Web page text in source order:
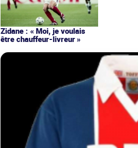
Zidane : « Moi, je voulais
être chauffeur-livreur »